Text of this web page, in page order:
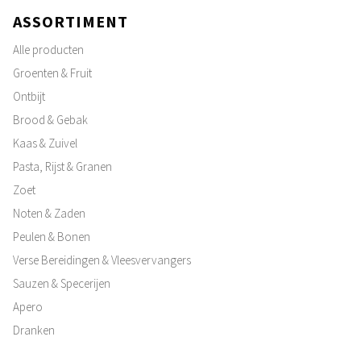
ASSORTIMENT
Alle producten
Groenten & Fruit
Ontbijt
Brood & Gebak
Kaas & Zuivel
Pasta, Rijst & Granen
Zoet
Noten & Zaden
Peulen & Bonen
Verse Bereidingen & Vleesvervangers
Sauzen & Specerijen
Apero
Dranken